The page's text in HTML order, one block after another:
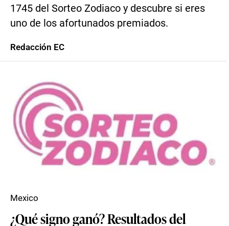
1745 del Sorteo Zodiaco y descubre si eres
uno de los afortunados premiados.
Redacción EC
¿Qué signo ganó? Resultados del
Mexico